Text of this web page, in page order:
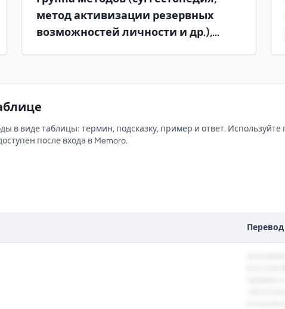
метод активизации резервных
возможностей личности и др.),
использования психологических
в виде таблицы: термин, подсказку, пример и ответ.
после входа в Memoro.